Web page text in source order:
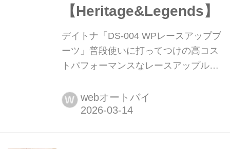
【Heritage&Legends】
デイトナ「DS-004 WPレースアップブ
ーツ」普段使いに打ってつけの高コス
トパフォーマンスなレースアップルッ
『ヘリテイジ&レジェンズ』が各社の
注目の新製品を紹介します。今回はデ
W webオートバイ